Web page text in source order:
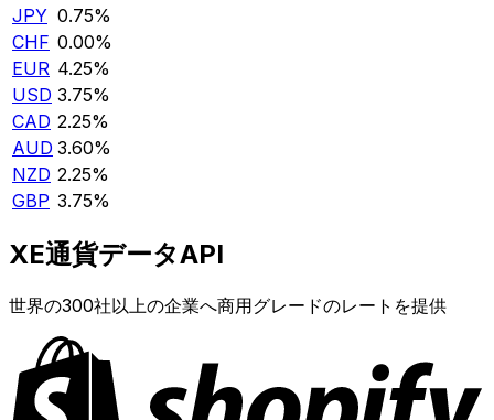
JPY 0.75%
CHF 0.00%
EUR 4.25%
USD 3.75%
CAD 2.25%
AUD 3.60%
NZD 2.25%
GBP 3.75%
XE通貨データAPI
世界の300社以上の企業へ商用グレードのレートを提供